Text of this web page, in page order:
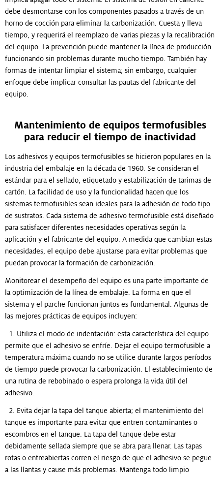
debe desmontarse con los componentes pasados ​​a través de un
horno de cocción para eliminar la carbonización. Cuesta y lleva
tiempo, y requerirá el reemplazo de varias piezas y la recalibración
del equipo. La prevención puede mantener la línea de producción
funcionando sin problemas durante mucho tiempo. También hay
formas de intentar limpiar el sistema; sin embargo, cualquier
enfoque debe implicar consultar las pautas del fabricante del
equipo.
Mantenimiento de equipos termofusibles
para reducir el tiempo de inactividad
Los adhesivos y equipos termofusibles se hicieron populares en la
industria del embalaje en la década de 1960. Se consideran el
estándar para el sellado, etiquetado y estabilización de tarimas de
cartón. La facilidad de uso y la funcionalidad hacen que los
sistemas termofusibles sean ideales para la adhesión de todo tipo
de sustratos. Cada sistema de adhesivo termofusible está diseñado
para satisfacer diferentes necesidades operativas según la
aplicación y el fabricante del equipo. A medida que cambian estas
necesidades, el equipo debe ajustarse para evitar problemas que
puedan provocar la formación de carbonización.
Monitorear el desempeño del equipo es una parte importante de
la optimización de la línea de embalaje. La forma en que el
sistema y el parche funcionan juntos es fundamental. Algunas de
las mejores prácticas de equipos incluyen:
1. Utiliza el modo de indentación: esta característica del equipo
permite que el adhesivo se enfríe. Dejar el equipo termofusible a
temperatura máxima cuando no se utilice durante largos períodos
de tiempo puede provocar la carbonización. El establecimiento de
una rutina de rebobinado o espera prolonga la vida útil del
adhesivo.
2. Evita dejar la tapa del tanque abierta; el mantenimiento del
tanque es importante para evitar que entren contaminantes o
escombros en el tanque. La tapa del tanque debe estar
debidamente sellada siempre que se abra para llenar. Las tapas
rotas o entreabiertas corren el riesgo de que el adhesivo se pegue
a las llantas y cause más problemas. Mantenga todo limpio